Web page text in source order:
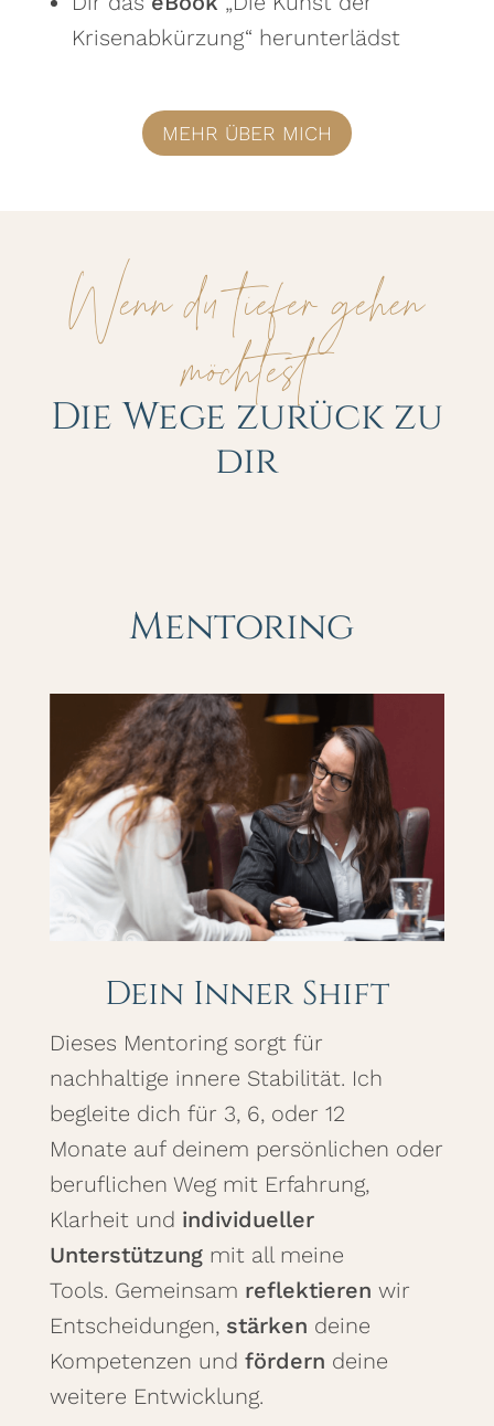
Krisenabkürzung“ herunterlädst
MEHR ÜBER MICH
Wenn du tiefer gehen
möchtest
Die Wege zurück zu
dir
Mentoring
Dein Inner Shift
Dieses Mentoring sorgt für
nachhaltige innere Stabilität. Ich
begleite dich für 3, 6, oder 12
Monate auf deinem persönlichen oder
beruflichen Weg mit Erfahrung,
Klarheit und individueller
Unterstützungmit all meine
Tools. Gemeinsam reflektieren wir
Entscheidungen, stärken deine
Kompetenzen und fördern deine
weitere Entwicklung.